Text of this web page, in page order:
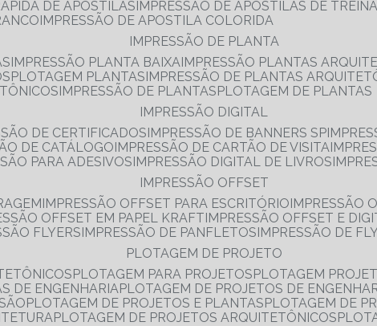
DE APOSTILAS IMPRESSÃO DE APOSTILAS DE
IMPRESSÃO DE APOSTILA COLORIDA
IMPRESSÃO DE PLANTA
IMPRESSÃO PLANTA BAIXA IMPRESSÃO PLANTAS
PLOTAGEM PLANTAS IMPRESSÃO DE PLANTAS
IMPRESSÃO DE PLANTAS
PLOTAGEM DE PLANTAS
IMPRESSÃO DIGITAL
DE CERTIFICADOS IMPRESSÃO DE BANNERS SP
DE CATÁLOGO IMPRESSÃO DE CARTÃO DE VISITA
PARA ADESIVOS IMPRESSÃO DIGITAL DE LIVROS
IMPRESSÃO OFFSET
IMPRESSÃO OFFSET PARA ESCRITÓRIO IMPRESSÃO
OFFSET EM PAPEL KRAFT IMPRESSÃO OFFSET E
FLYERS IMPRESSÃO DE PANFLETOS IMPRESSÃO DE
PLOTAGEM DE PROJETO
PLOTAGEM PARA PROJETOS
PLOTAGEM
DE ENGENHARIA
PLOTAGEM DE PROJETOS DE
PLOTAGEM DE PROJETOS E PLANTAS
PLOTAGEM DE
PLOTAGEM DE PROJETOS ARQUITETÔNICOS